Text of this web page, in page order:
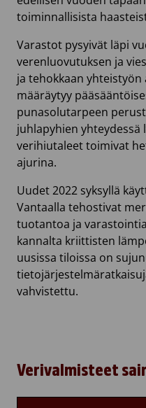
toiminnallisista
Varastot pysyivät läpi
verenluovutuksen ja
ja tehokkaan
määräytyy
punasolutarpeen
juhlapyhien yhteydessä
verihiutaleet toimivat
ajurina.
Uudet 2022 syksyllä
Vantaalla tehostivat
tuotantoa ja
kannalta kriittisten
uusissa tiloissa on
vahvistettu.
Verivalmisteet